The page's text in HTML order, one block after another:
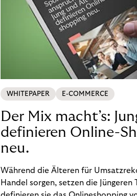
WHITEPAPER E-COMMERCE
Der Mix macht’s:
definieren Online-
neu.
Während die Älteren für
Handel sorgen, setzen die Jüngeren